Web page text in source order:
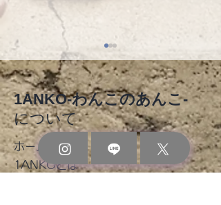
DOG BASE vol.4
1ANKO-わんこのあんこ-
について
​ホーム
1ANKOとは